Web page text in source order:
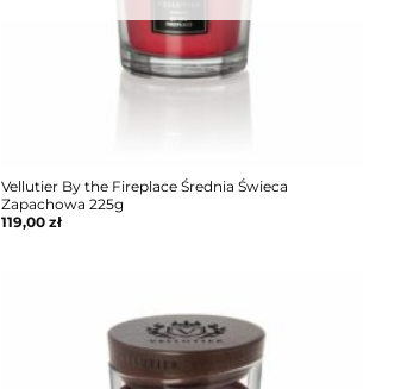
Vellutier By the Fireplace Średnia Świeca
Zapachowa 225g
119,00 zł